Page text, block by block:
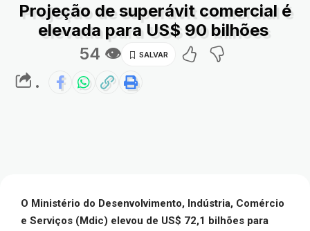
Projeção de superávit comercial é
elevada para US$ 90 bilhões
54 👁
.
O Ministério do Desenvolvimento, Indústria, Comércio
e Serviços (Mdic) elevou de US$ 72,1 bilhões para